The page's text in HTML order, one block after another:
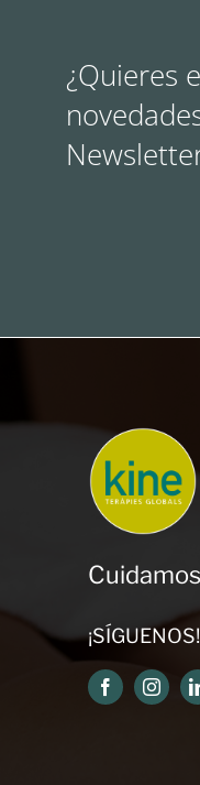
¿Quieres
¡SÍGUENOS!